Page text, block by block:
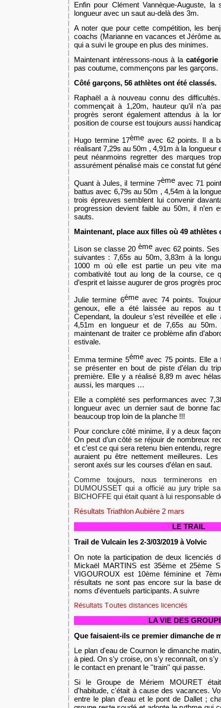
Enfin pour Clément Vannèque-Auguste, la
longueur avec un saut au-delà des 3m.
A noter que pour cette compétition, les
coachs (Marianne en vacances et Jérôme
qui a suivi le groupe en plus des minimes.
Maintenant intéressons-nous à la catégorie
pas coutume, commençons par les garçons.
Côté garçons, 56 athlètes ont été classés.
Raphaël a à nouveau connu des
commençait à 1,20m, hauteur qu’il n’a
progrès seront également attendus à la
position de course est toujours aussi
Hugo termine 17ème avec 62 points. Il a
réalisant 7,29s au 50m , 4,91m à la longueur
peut néanmoins regretter des marques
assurément pénalisé mais ce constat fut
Quant à Jules, il termine 7èmeavec 71
battus avec 6,79s au 50m , 4,54m à la
trois épreuves semblent lui convenir
progression devient faible au 50m, il n’en
sauts.
Maintenant, place aux filles où 49 athlètes
Lison se classe 20 èmeavec 62 points.
suivantes : 7,65s au 50m, 3,83m à la
1000 m où elle est partie un peu vite
combativité tout au long de la course, ce
d’esprit et laisse augurer de gros progrès
Julie termine 6émeavec 74 points.
genoux, elle a été laissée au repos au
Cependant, la douleur s’est réveillée et
4,51m en longueur et de 7,65s au 50m.
maintenant de traiter ce problème afin
estivale.
Emma termine 5émeavec 75 points. Elle a
se présenter en bout de piste d’élan du
première. Elle y a réalisé 8,89 m avec
aussi, les marques …
Elle a complété ses performances avec
longueur avec un dernier saut de bonne
beaucoup trop loin de la planche !!!
Pour conclure côté minime, il y a deux
On peut d’un côté se réjouir de nombreux
et c’est ce qui sera retenu bien entendu,
auraient pu être nettement meilleures. Les
seront axés sur les courses d’élan en saut.
Comme toujours, nous terminerons en
DUMOUSSET qui a officié au jury triple
BICHOFFE qui était quant à lui responsable
Résultats Triathlon Aubière 2 mars
LE TRAIL
Trail de Vulcain les 2-3/03/2019 à Volvic
On note la participation de deux licenciés
Mickaël MARTINS est 35ème et 25ème
VIGOUROUX est 10ème féminine et
résultats ne sont pas encore sur la base
noms d'éventuels participants. A suivre
Résultats Toutes distances licenciés
LA VIE DES
Que faisaient-ils ce premier dimanche de
Le plan d'eau de Cournon le dimanche
à pied. On s'y croise, on s'y reconnaît, on s'y
le contact en prenant le ''train'' qui passe.
Si le Groupe de Mériem MOURET
d'habitude, c'était à cause des vacances.
entre le plan d'eau et le pont de Dallet ;